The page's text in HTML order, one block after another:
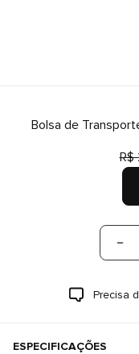
Bolsa de
R$
Precisa
ESPECIFICAÇÕES